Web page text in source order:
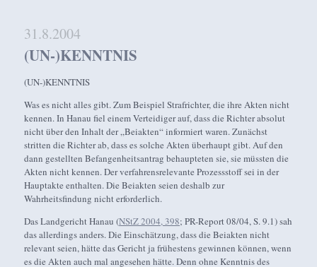
31.8.2004
(UN-)KENNTNIS
(UN-)KENNTNIS
Was es nicht alles gibt. Zum Beispiel Strafrichter, die ihre Akten nicht
kennen. In Hanau fiel einem Verteidiger auf, dass die Richter absolut
nicht über den Inhalt der „Beiakten“ informiert waren. Zunächst
stritten die Richter ab, dass es solche Akten überhaupt gibt. Auf den
dann gestellten Befangenheitsantrag behaupteten sie, sie müssten die
Akten nicht kennen. Der verfahrensrelevante Prozessstoff sei in der
Hauptakte enthalten. Die Beiakten seien deshalb zur
Wahrheitsfindung nicht erforderlich.
Das Landgericht Hanau (NStZ 2004, 398; PR-Report 08/04, S. 9.1) sah
das allerdings anders. Die Einschätzung, dass die Beiakten nicht
relevant seien, hätte das Gericht ja frühestens gewinnen können, wenn
es die Akten auch mal angesehen hätte. Denn ohne Kenntnis des